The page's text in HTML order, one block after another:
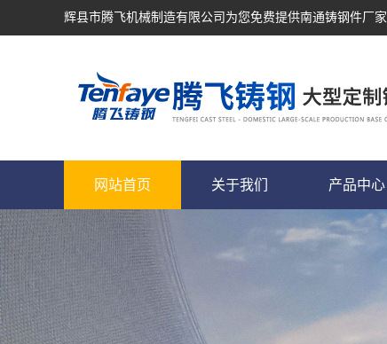
辉县市腾飞机械制造有限公司为您免费提供南通铸钢件厂家
网站首页 关于我们 产品中心